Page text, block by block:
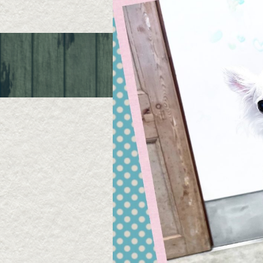
Queue de Chien
〒631-0061 奈良市三碓1-6-19
TEL ; 080-4015-1050
定休日 ; 水曜日/第2、第4日曜/祝日